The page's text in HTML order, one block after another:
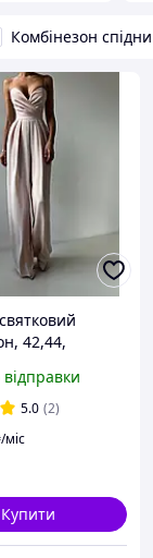
Комбінезон
42,44,
молоко,
5.0 (2)
/міс
Купити